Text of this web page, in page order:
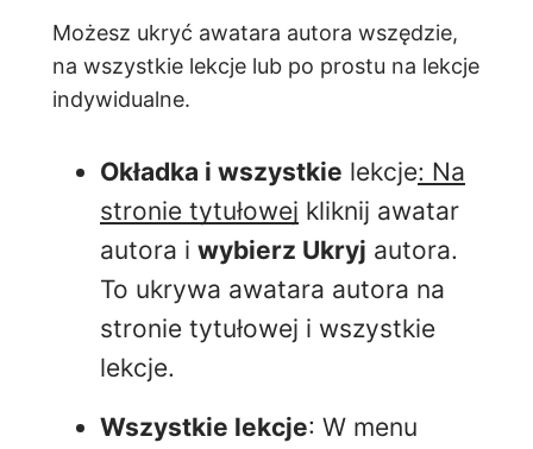
Możesz ukryć awatara autora wszędzie,
na wszystkie lekcje lub po prostu na lekcje
indywidualne.
Okładka i wszystkie lekcje: Na
stronie tytułowej kliknij awatar
autora i wybierz Ukryj autora.
To ukrywa awatara autora na
stronie tytułowej i wszystkie
lekcje.
Wszystkie lekcje: W menu